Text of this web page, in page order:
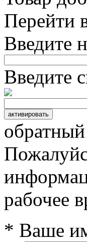
Перейти
Введите
Введите
рабочее
* Ваше